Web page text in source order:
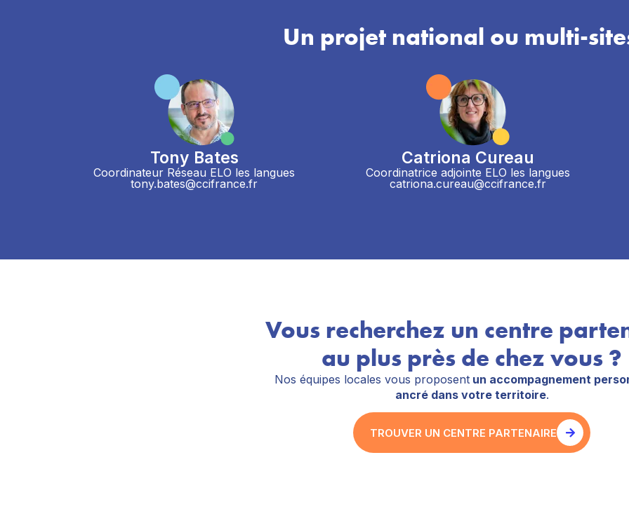
Un projet national ou multi-
Tony Bates
Coordinateur Réseau ELO les langues
tony.bates@ccifrance.fr
Catriona Cureau
Coordinatrice adjointe ELO les langues
catriona.cureau@ccifrance.fr
Vous recherchez un centre
au plus près de chez vous ?
Nos équipes locales vous proposentun accompagnement
ancré dans votre territoire.
TROUVER UN CENTRE PARTENAIRE